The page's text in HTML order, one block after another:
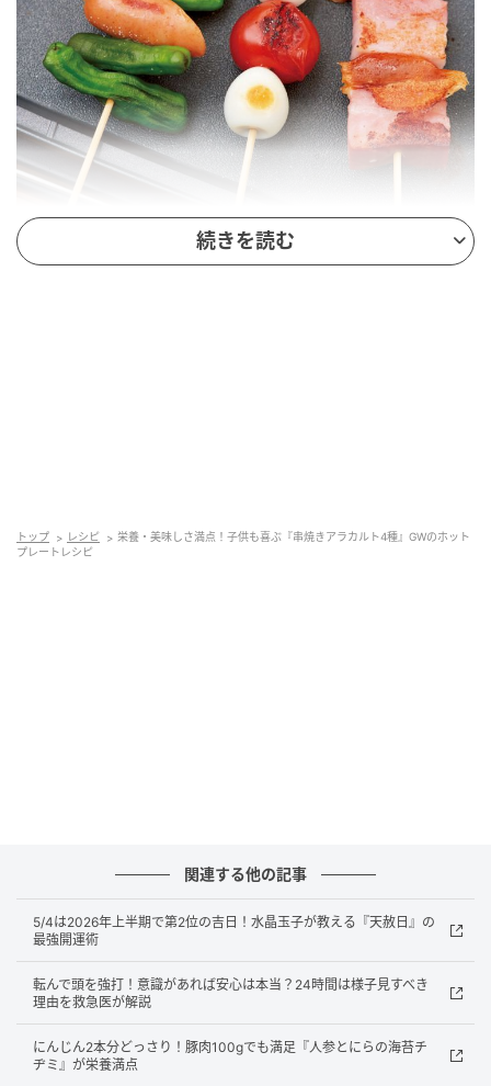
オレンジページnet
とろけたチーズと、ベーコンのうまみがサイコー！
材料（4本分）
ベーコン（かたまり・厚さ1㎝、2×3㎝に切る）……80ɡ
続きを読む
トップ レシピ
栄養・美味しさ満点！子供も喜ぶ『串焼きアラカルト4種』GWのホット
プレートレシピ
関連する他の記事
5/4は2026年上半期で第2位の吉日！水晶玉子が教える『天赦日』の
最強開運術
転んで頭を強打！意識があれば安心は本当？24時間は様子見すべき
理由を救急医が解説
にんじん2本分どっさり！豚肉100gでも満足『人参とにらの海苔チ
ヂミ』が栄養満点